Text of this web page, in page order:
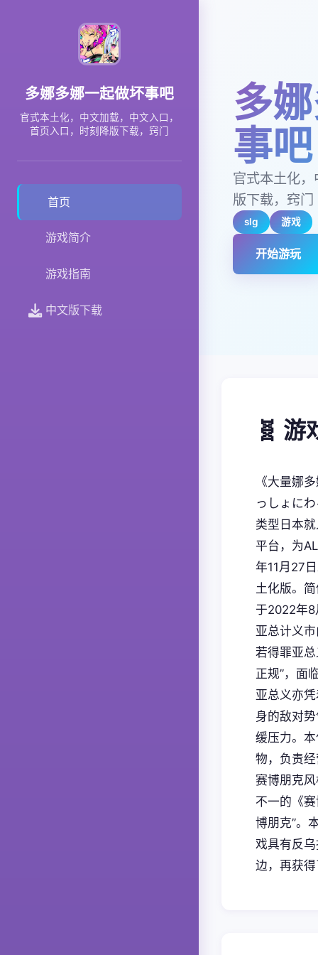
多娜多娜一起做坏事吧
官式本土化，中文加载，中文入口，
首页入口，时刻降版下载，窍门
首页
游戏简介
游戏指南
中文版下载
多
事吧
官式本土化
版下载，窍门
slg 游戏
开始游玩
🧬 游
《大量娜
っしょに
类型日本
平台，为
年11月27
土化版。
于2022年
亚总计义
若得罪亚
正规”，面
亚总义亦
身的敌对
缓压力。
物，负责
赛博朋克
不一的《
博朋克”。
戏具有反
边，再获